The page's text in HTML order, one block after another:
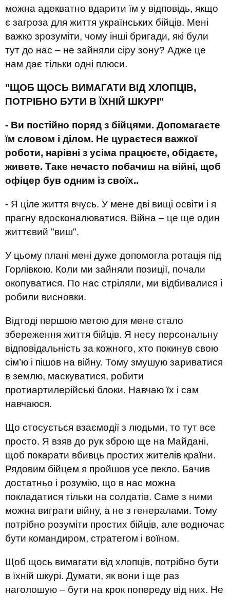
можна адекватно вдарити їм у відповідь, якщо
є загроза для життя українських бійців. Мені
важко зрозуміти, чому інші бригади, які були
тут до нас – не зайняли сіру зону? Адже це
нам дає тільки одні плюси.
"ЩОБ ЩОСЬ ВИМАГАТИ ВІД ХЛОПЦІВ,
ПОТРІБНО БУТИ В ЇХНІЙ ШКУРІ"
- Ви постійно поряд з бійцями. Допомагаєте
їм словом і ділом. Не цураєтеся важкої
роботи, нарівні з усіма працюєте, обідаєте,
живете. Таке нечасто побачиш на війні, щоб
офіцер був одним із своїх..
- Я ціле життя вчусь. У мене дві вищі освіти і я
прагну вдосконалюватися. Війна – це ще один
життєвий "виш".
У цьому плані мені дуже допомогла ротація під
Горлівкою. Коли ми зайняли позиції, почали
окопуватися. По нас стріляли, ми відбивалися і
робили висновки.
Відтоді першою метою для мене стало
збереження життя бійців. Я несу персональну
відповідальність за кожного, хто покинув свою
сім’ю і пішов на війну. Тому змушую зариватися
в землю, маскуватися, робити
протиартилерійські блоки. Навчаю їх і сам
навчаюся.
Що стосується взаємодії з людьми, то тут все
просто. Я взяв до рук зброю ще на Майдані,
щоб покарати вбивць простих жителів країни.
Рядовим бійцем я пройшов усе пекло. Бачив
достатньо і розумію, що в нас можна
покладатися тільки на солдатів. Саме з ними
можна виграти війну, а не з генералами. Тому
потрібно розуміти простих бійців, але водночас
бути командиром, стратегом і воїном.
Щоб щось вимагати від хлопців, потрібно бути
в їхній шкурі. Думати, як вони і ще раз
наголошую – бути на крок попереду від них. Не